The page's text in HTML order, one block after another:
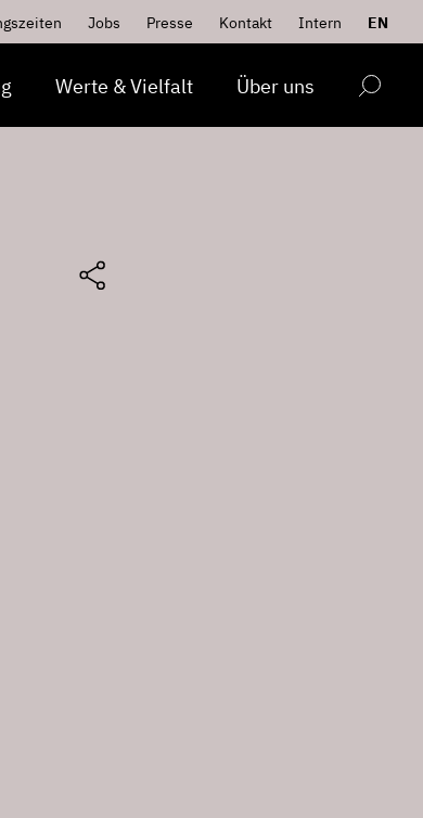
Jobs Presse Kontakt Intern EN
Werte & Vielfalt Über uns